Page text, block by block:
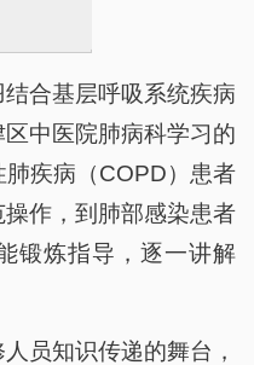
合基层呼吸系统疾病
中医院肺病科学习的
疾病（COPD）患者
作，到肺部感染患者
锻炼指导，逐一讲解
员知识传递的舞台，